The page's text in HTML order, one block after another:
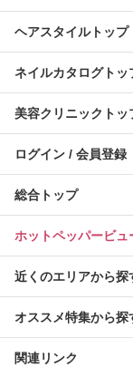
ヘアスタイルトップ
ネイルカタログトッ
美容クリニックトッ
ログイン / 会員登録
総合トップ
ホットペッパービ
近くのエリアから探
オススメ特集から探
関連リンク